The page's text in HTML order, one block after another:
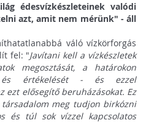
édesvízkészleteinek valódi
azt, amit nem mérünk" - áll
váló vízkörforgás
fel: "Javítani kell a vízkészletek
megosztását, a határokon
és értékelését - és ezzel
ezt elősegítő beruházásokat. Ez
meg tudjon birkózni
és túl sok vízzel kapcsolatos